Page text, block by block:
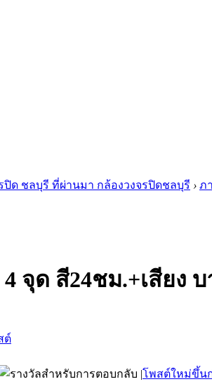
ปิด ชลบุรี ที่ผ่านมา กล้องวงจรปิดชลบุรี › ภ
จุด สี24ชม.+เสียง
|โพสต์ใหม่ขึ้น